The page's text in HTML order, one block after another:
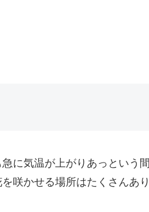
に気温が上がりあっという
咲かせる場所はたくさんあり